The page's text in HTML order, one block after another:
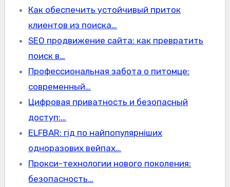
Как обеспечить устойчивый приток
клиентов из поиска…
SEO продвижение сайта: как превратить
поиск в…
Профессиональная забота о питомце:
современный…
Цифровая приватность и безопасный
доступ:…
ELFBAR: гід по найпопулярніших
одноразових вейпах…
Прокси-технологии нового поколения:
безопасность…